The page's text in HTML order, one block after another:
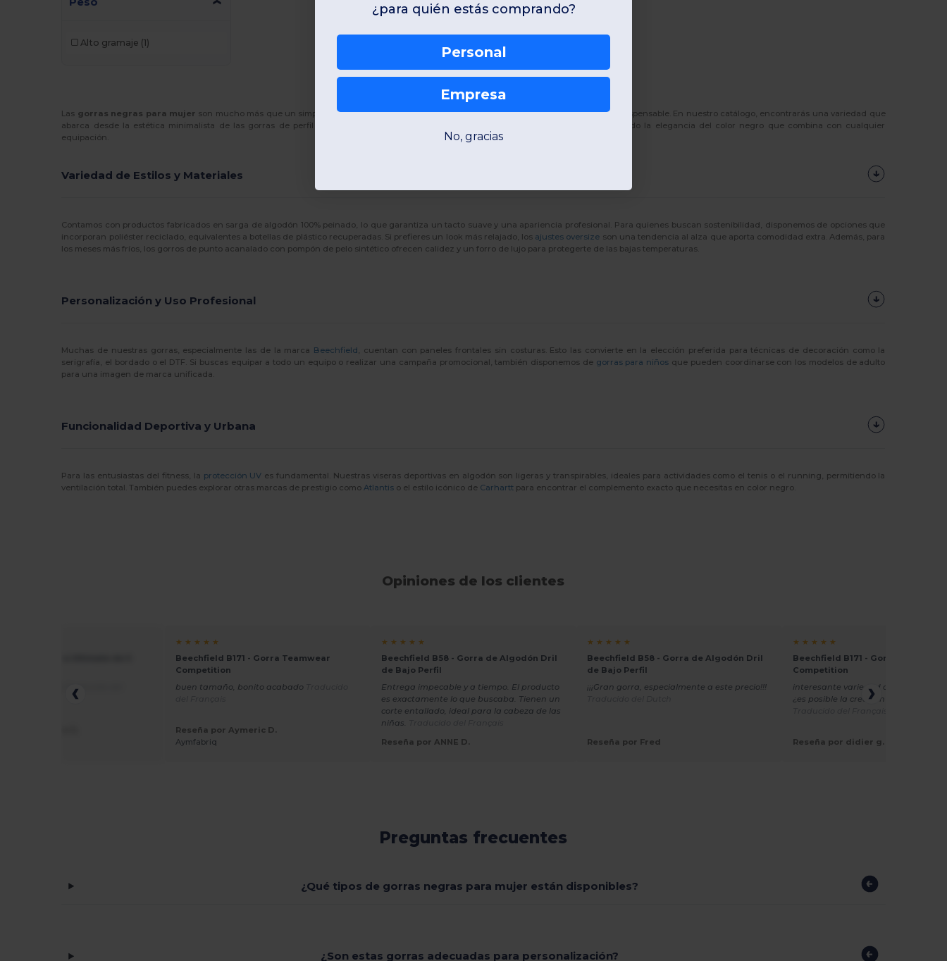
Alto gramaje (1)
Las gorras negras para mujer son mucho más que un simple accesorio; son una declaración de estilo y una herramienta funcional indispensable. En nuestro catálogo, encontrarás una variedad que
abarca desde la estética minimalista de las gorras de perfil bajo hasta la robustez de los diseños de estilo militar, siempre manteniendo la elegancia del color negro que combina con cualquier
equipación.
Variedad de Estilos y Materiales
Contamos con productos fabricados en sarga de algodón 100% peinado, lo que garantiza un tacto suave y una apariencia profesional. Para quienes buscan sostenibilidad, disponemos de opciones que
incorporan poliéster reciclado, equivalentes a botellas de plástico recuperadas. Si prefieres un look más relajado, los ajustes oversize son una tendencia al alza que aporta comodidad extra. Además, para
los meses más fríos, los gorros de punto acanalado con pompón de pelo sintético ofrecen calidez y un forro de lujo para protegerte de las bajas temperaturas.
Personalización y Uso Profesional
Muchas de nuestras gorras, especialmente las de la marca Beechfield , cuentan con paneles frontales sin costuras. Esto las convierte en la elección preferida para técnicas de decoración como la
serigrafía, el bordado o el DTF. Si buscas equipar a todo un equipo o realizar una campaña promocional, también disponemos de gorras para niños que pueden coordinarse con los modelos de adulto
para una imagen de marca unificada.
Funcionalidad Deportiva y Urbana
Para las entusiastas del fitness, la protección UV es fundamental. Nuestras viseras deportivas en algodón son ligeras y transpirables, ideales para actividades como el tenis o el running, permitiendo la
ventilación total. También puedes explorar otras marcas de prestigio como Atlantis o el estilo icónico de Carhartt para encontrar el complemento exacto que necesitas en color negro.
Opiniones de los clientes
Traducido del
★ ★ ★ ★ ★
Beechfield B171 - Gorra Teamwear
Competition
buen tamaño, bonito acabado
Reseña por Aymeric D.
Aymfabriq
★ ★ ★ ★ ★
Beechfield B58 - Gorra de Algodón Dril
de Bajo Perfil
Entrega impecable y a tiempo. El producto
es exactamente lo que buscaba. Tienen un
corte entallado, ideal para la cabeza de las
niñas.
Reseña por ANNE D.
★ ★ ★ ★ ★
Beechfield B58 - Gorra de Algodón Dril
de Bajo Perfil
¡¡¡Gran gorra, especialmente a este precio!!!
Reseña por Fred
★ ★ ★ ★ ★
Beechfield B171 - Gorra
Competition
interesante variedad de formas y
¿es posible la creación de marcas?
Reseña por didier g.
Preguntas frecuentes
¿Qué tipos de gorras negras para mujer están disponibles?
¿Son estas gorras adecuadas para personalización?
¿para quién estás comprando?
Personal
Empresa
No, gracias